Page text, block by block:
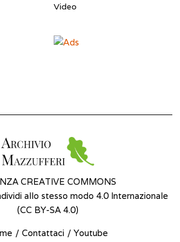
Video
CREATIVE COMMONS
allo stesso modo 4.0 Internazionale
(CC BY-SA 4.0)
Contattaci Youtube